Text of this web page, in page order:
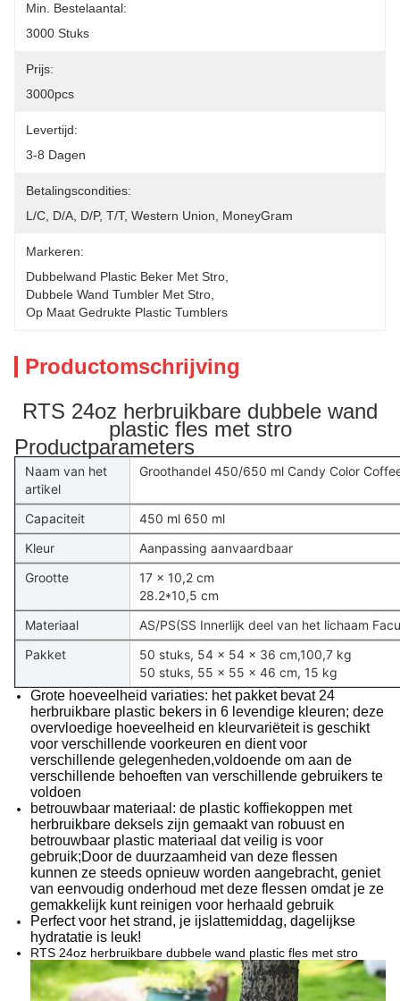
Min. Bestelaantal:
3000 Stuks
Prijs:
3000pcs
Levertijd:
3-8 Dagen
Betalingscondities:
L/C, D/A, D/P, T/T, Western Union, MoneyGram
Markeren:
Dubbelwand Plastic Beker Met Stro
Dubbele Wand Tumbler Met Stro
Op Maat Gedrukte Plastic Tumblers
Productomschrijving
RTS 24oz herbruikbare dubbele wand
plastic fles met stro
Productparameters
Naam van het
artikel
Groothandel 450/650 ml Candy Color
Capaciteit
450 ml 650 ml
Kleur
Aanpassing aanvaardbaar
Grootte
17 x 10,2 cm
28.2*10,5 cm
Materiaal
AS/PS(SS Innerlijk deel van het lichaam
Pakket
50 stuks, 54 x 54 x 36 cm,100,7 kg
50 stuks, 55 x 55 x 46 cm, 15 kg
Grote hoeveelheid variaties: het pakket bevat 24
herbruikbare plastic bekers in 6 levendige kleuren; deze
overvloedige hoeveelheid en kleurvariëteit is geschikt
voor verschillende voorkeuren en dient voor
verschillende gelegenheden,voldoende om aan de
verschillende behoeften van verschillende gebruikers te
voldoen
betrouwbaar materiaal: de plastic koffiekoppen met
herbruikbare deksels zijn gemaakt van robuust en
betrouwbaar plastic materiaal dat veilig is voor
gebruik;Door de duurzaamheid van deze flessen
kunnen ze steeds opnieuw worden aangebracht, geniet
van eenvoudig onderhoud met deze flessen omdat je ze
gemakkelijk kunt reinigen voor herhaald gebruik
Perfect voor het strand, je ijslattemiddag, dagelijkse
hydratatie is leuk!
RTS 24oz herbruikbare dubbele wand plastic fles met stro